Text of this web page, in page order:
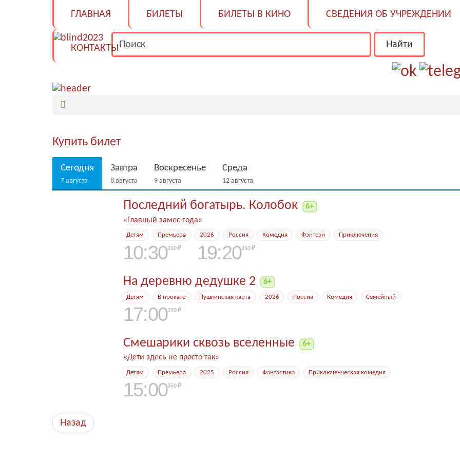
ГЛАВНАЯ БИЛЕТЫ БИЛЕТЫ В КИНО СВЕДЕНИЯ ОБ УЧРЕЖДЕНИИ
КОНТАКТЫ
Купить билет
Сегодня
7 августа
Завтра
8 августа
воскресенье
9 августа
среда
12 августа
Последний богатырь. Колобок
«Главный замес года»
детям премьера 2026 россия комедия фэнтези приключения
10:30350 ₽ 19:20350 ₽
На деревню дедушке 2
детям в прокате пушкинская карта 2026 россия комедия семейный
17:00350 ₽
Смешарики сквозь вселенные
«Дети здесь не просто так»
детям премьера 2025 россия фантастика приключенческая комедия
15:00350 ₽
Назад